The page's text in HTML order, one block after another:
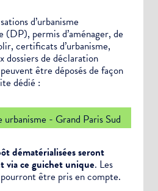
d’urbanisme
permis d’aménager, de
certificats d’urbanisme,
dossiers de déclaration
être déposés de façon
dédié :
urbanisme - Grand Paris Sud
dématérialisées seront
via ce guichet unique. Les
être pris en compte.